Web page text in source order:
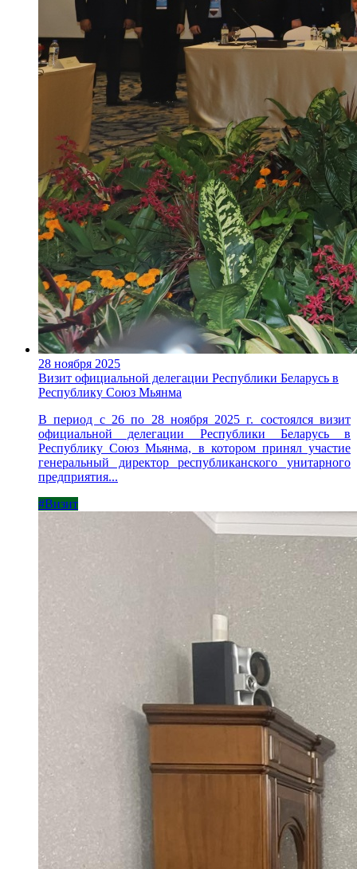
28 ноября 2025
Визит официальной делегации Республики Беларусь в
Республику Союз Мьянма
В период с 26 по 28 ноября 2025 г. состоялся визит
официальной делегации Республики Беларусь в
Республику Союз Мьянма, в котором принял участие
генеральный директор республиканского унитарного
предприятия...
#Визит